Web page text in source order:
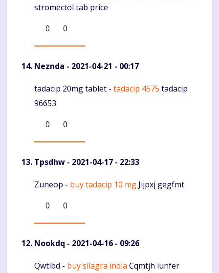
stromectol tab price
0
0
Neznda - 2021-04-21 - 00:17
Komentaras
tadacip 20mg tablet - tadacip 4575 tadacip
96653
0
0
Tpsdhw - 2021-04-17 - 22:33
Komentaras
Zuneop - buy tadacip 10 mg Jijpxj gegfmt
0
0
Nookdq - 2021-04-16 - 09:26
Komentaras
Qwtlbd - buy silagra india Cqmtjh iunfer